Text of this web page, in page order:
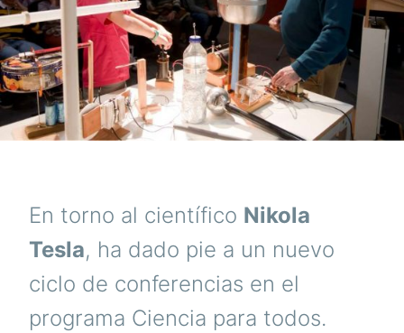
En torno al científico Nikola
Tesla, ha dado pie a un nuevo
ciclo de conferencias en el
programa Ciencia para todos.